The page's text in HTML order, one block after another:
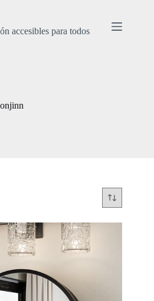
accesibles para todos